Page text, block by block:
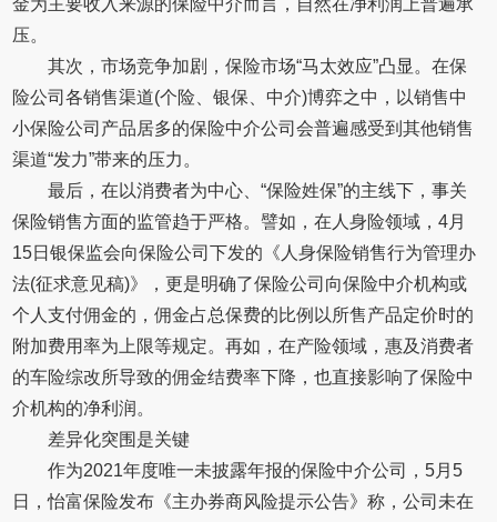
金为主要收入来源的保险中介而言，自然在净利润上普遍承
压。
其次，市场竞争加剧，保险市场“马太效应”凸显。在保
险公司各销售渠道(个险、银保、中介)博弈之中，以销售中
小保险公司产品居多的保险中介公司会普遍感受到其他销售
渠道“发力”带来的压力。
最后，在以消费者为中心、“保险姓保”的主线下，事关
保险销售方面的监管趋于严格。譬如，在人身险领域，4月
15日银保监会向保险公司下发的《人身保险销售行为管理办
法(征求意见稿)》，更是明确了保险公司向保险中介机构或
个人支付佣金的，佣金占总保费的比例以所售产品定价时的
附加费用率为上限等规定。再如，在产险领域，惠及消费者
的车险综改所导致的佣金结费率下降，也直接影响了保险中
介机构的净利润。
差异化突围是关键
作为2021年度唯一未披露年报的保险中介公司，5月5
日，怡富保险发布《主办券商风险提示公告》称，公司未在